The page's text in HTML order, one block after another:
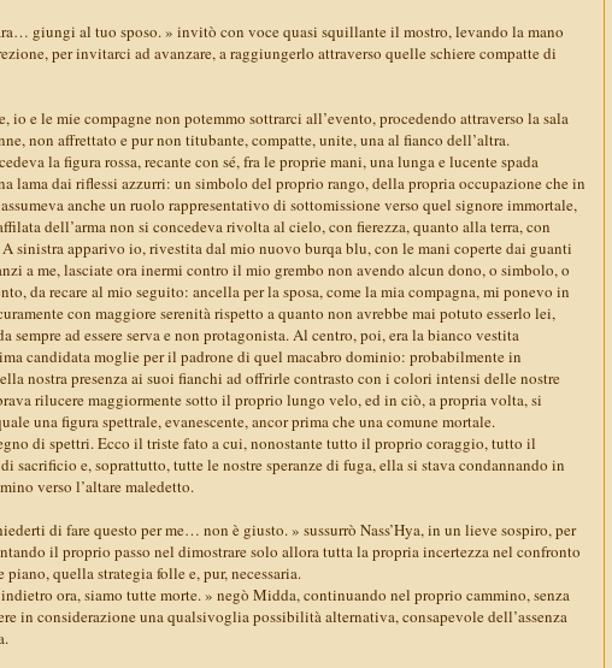
giungi al tuo sposo. » invitò con voce quasi squillante il mostro, levando la mano
per invitarci ad avanzare, a raggiungerlo attraverso quelle schiere compatte di
io e le mie compagne non potemmo sottrarci all’evento, procedendo attraverso la sala
non affrettato e pur non titubante, compatte, unite, una al fianco dell’altra.
la figura rossa, recante con sé, fra le proprie mani, una lunga e lucente spada
lama dai riflessi azzurri: un simbolo del proprio rango, della propria occupazione che in
anche un ruolo rappresentativo di sottomissione verso quel signore immortale,
dell’arma non si concedeva rivolta al cielo, con fierezza, quanto alla terra, con
A sinistra apparivo io, rivestita dal mio nuovo burqa blu, con le mani coperte dai guanti
a me, lasciate ora inermi contro il mio grembo non avendo alcun dono, o simbolo, o
da recare al mio seguito: ancella per la sposa, come la mia compagna, mi ponevo in
con maggiore serenità rispetto a quanto non avrebbe mai potuto esserlo lei,
sempre ad essere serva e non protagonista. Al centro, poi, era la bianco vestita
candidata moglie per il padrone di quel macabro dominio: probabilmente in
nostra presenza ai suoi fianchi ad offrirle contrasto con i colori intensi delle nostre
rilucere maggiormente sotto il proprio lungo velo, ed in ciò, a propria volta, si
una figura spettrale, evanescente, ancor prima che una comune mortale.
di spettri. Ecco il triste fato a cui, nonostante tutto il proprio coraggio, tutto il
sacrificio e, soprattutto, tutte le nostre speranze di fuga, ella si stava condannando in
verso l’altare maledetto.
di fare questo per me… non è giusto. » sussurrò Nass’Hya, in un lieve sospiro, per
il proprio passo nel dimostrare solo allora tutta la propria incertezza nel confronto
piano, quella strategia folle e, pur, necessaria.
ora, siamo tutte morte. » negò Midda, continuando nel proprio cammino, senza
in considerazione una qualsivoglia possibilità alternativa, consapevole dell’assenza